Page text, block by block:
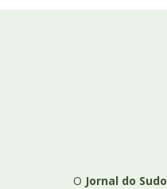
O Jornal do